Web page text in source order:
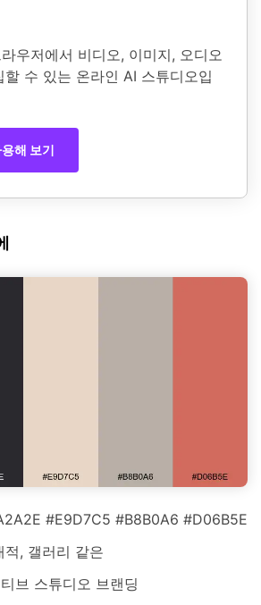
우저에서 비디오, 이미지, 오디오
할 수 있는 온라인 AI 스튜디오입
해 보기
#E9D7C5 #B8B0A6 #D06B5E
적, 갤러리 같은
브 스튜디오 브랜딩